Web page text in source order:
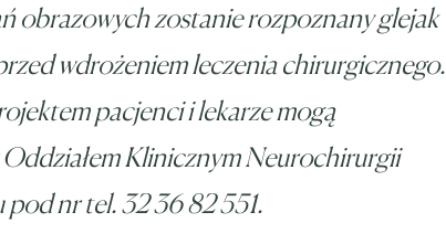
obrazowych zostanie rozpoznany glejak
wdrożeniem leczenia chirurgicznego.
pacjenci i lekarze mogą
Klinicznym Neurochirurgii
nr tel. 32 36 82 551.